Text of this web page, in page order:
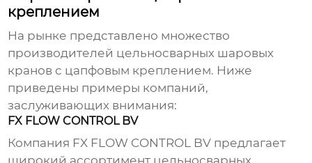
креплением
На рынке представлено множество
производителей цельносварных шаровых
кранов с цапфовым креплением. Ниже
приведены примеры компаний,
заслуживающих внимания:
FX FLOW CONTROL BV
Компания FX FLOW CONTROL BV предлагает